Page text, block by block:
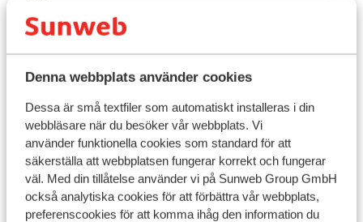
Denna webbplats använder cookies
Dessa är små textfiler som automatiskt installeras i din
webbläsare när du besöker vår webbplats. Vi
använder funktionella cookies som standard för att
säkerställa att webbplatsen fungerar korrekt och fungerar
väl. Med din tillåtelse använder vi på Sunweb Group GmbH
också analytiska cookies för att förbättra vår webbplats,
preferenscookies för att komma ihåg den information du
Flygresan
Vad våra gäster tycker
Det här är 100 % äkta kundrecensioner som verkligen
speglar deras upplevelser av vår produkt.
Mer om recensioner
8.6 Fantastisk
15 omdömen